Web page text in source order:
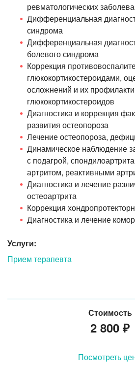
ревматологических
Дифференциальная
синдрома
Дифференциальная
болевого синдрома
Коррекция
глюкокортикостероидами,
осложнений и их
глюкокортикостероидов
Диагностика и коррекция
развития остеопороза
Лечение остеопороза,
Динамическое наблюдение
с подагрой,
артритом, реактивными
Диагностика и лечение
остеоартрита
Коррекция
Диагностика и лечение
Услуги:
Прием терапевта
Стоимость
2 800 ₽
Посмотреть